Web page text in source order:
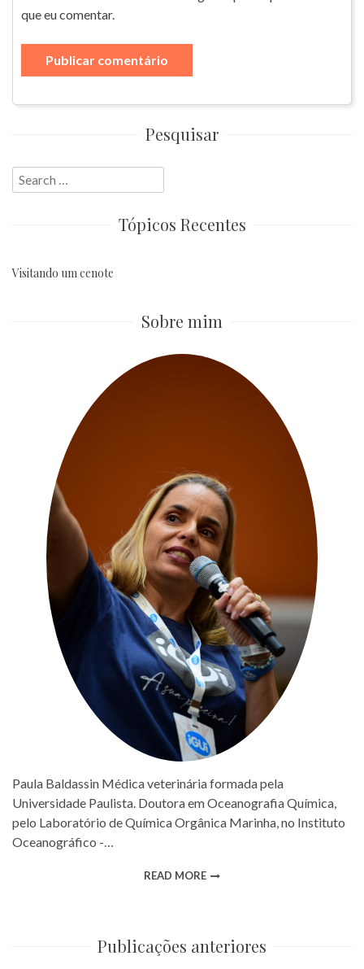
que eu comentar.
Pesquisar
Search
for:
Tópicos Recentes
Visitando um cenote
Sobre mim
Paula Baldassin Médica veterinária formada pela
Universidade Paulista. Doutora em Oceanografia Química,
pelo Laboratório de Química Orgânica Marinha, no Instituto
Oceanográfico -…
READ MORE
Publicações anteriores